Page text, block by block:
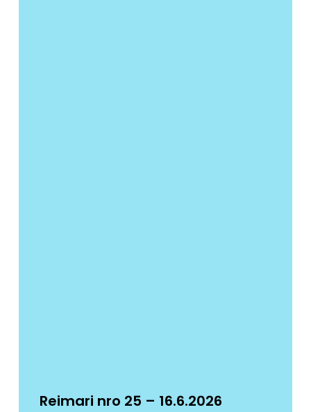
Reimari nro 25 – 16.6.2026